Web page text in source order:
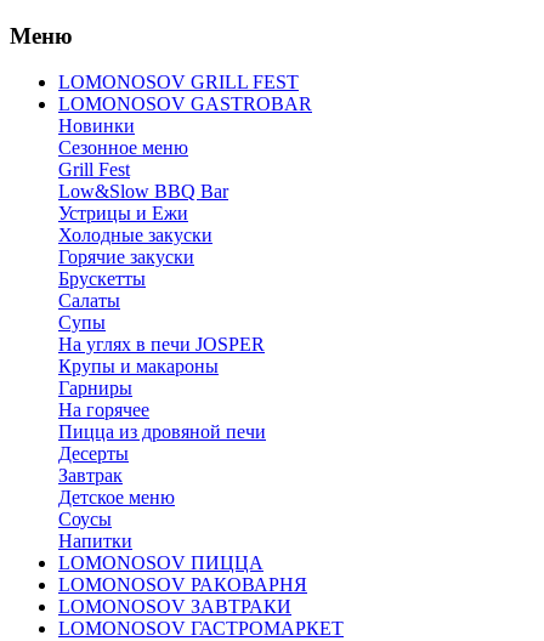
Меню
LOMONOSOV GRILL FEST
LOMONOSOV GASTROBAR
Новинки
Сезонное меню
Grill Fest
Low&Slow BBQ Bar
Устрицы и Ежи
Холодные закуски
Горячие закуски
Брускетты
Салаты
Супы
На углях в печи JOSPER
Крупы и макароны
Гарниры
На горячее
Пицца из дровяной печи
Десерты
Завтрак
Детское меню
Соусы
Напитки
LOMONOSOV ПИЦЦА
LOMONOSOV РАКОВАРНЯ
LOMONOSOV ЗАВТРАКИ
LOMONOSOV ГАСТРОМАРКЕТ